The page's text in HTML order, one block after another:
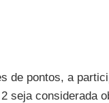
de pontos, a
seja considerada